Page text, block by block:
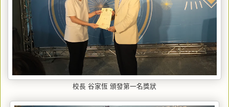
校長 谷家恆 頒發第一名獎狀